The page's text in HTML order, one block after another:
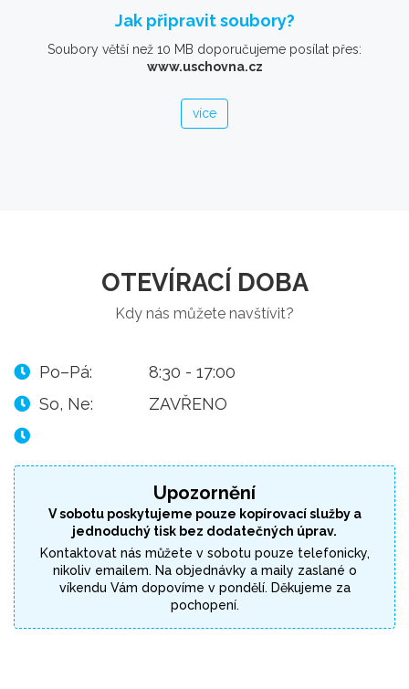
Jak připravit soubory?
Soubory větší než 10 MB doporučujeme posílat přes:
www.uschovna.cz
více
OTEVÍRACÍ DOBA
Kdy nás můžete navštívit?
8:30 - 17:00
Po–Pá:
ZAVŘENO
So, Ne:
Upozornění
V sobotu poskytujeme pouze kopírovací služby a
jednoduchý tisk bez dodatečných úprav.
Kontaktovat nás můžete v sobotu pouze telefonicky,
nikoliv emailem. Na objednávky a maily zaslané o
víkendu Vám dopovíme v pondělí. Děkujeme za
pochopení.